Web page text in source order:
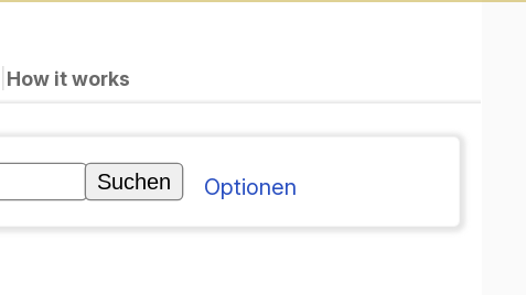
How it works
Optionen